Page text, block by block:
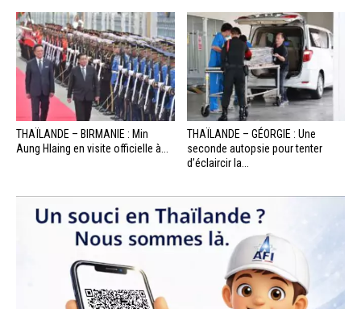
THAÏLANDE – BIRMANIE : Min
Aung Hlaing en visite officielle à...
THAÏLANDE – GÉORGIE : Une
seconde autopsie pour tenter
d’éclaircir la...